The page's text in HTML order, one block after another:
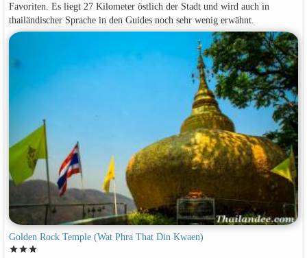
Favoriten. Es liegt 27 Kilometer östlich der Stadt und wird auch in
thailändischer Sprache in den Guides noch sehr wenig erwähnt.
Golden Rock Temple (Wat Phra That Din Kwaen)
starstarstar